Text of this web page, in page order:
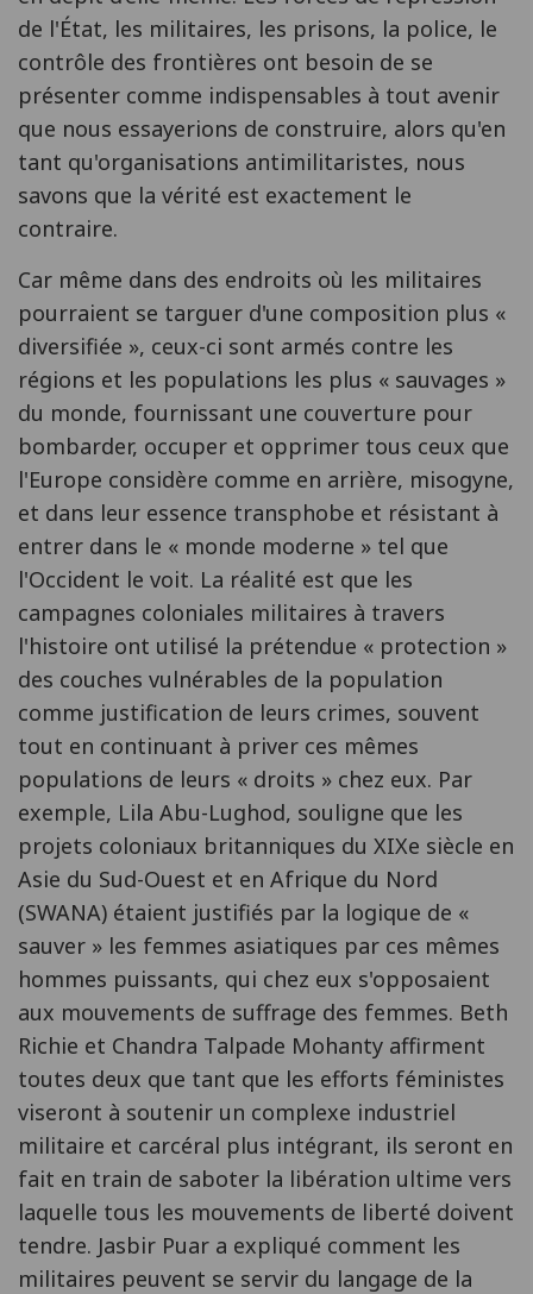
de l'État, les militaires, les prisons, la police, le
contrôle des frontières ont besoin de se
présenter comme indispensables à tout avenir
que nous essayerions de construire, alors qu'en
tant qu'organisations antimilitaristes, nous
savons que la vérité est exactement le
contraire.
Car même dans des endroits où les militaires
pourraient se targuer d'une composition plus «
diversifiée », ceux-ci sont armés contre les
régions et les populations les plus « sauvages »
du monde, fournissant une couverture pour
bombarder, occuper et opprimer tous ceux que
l'Europe considère comme en arrière, misogyne,
et dans leur essence transphobe et résistant à
entrer dans le « monde moderne » tel que
l'Occident le voit. La réalité est que les
campagnes coloniales militaires à travers
l'histoire ont utilisé la prétendue « protection »
des couches vulnérables de la population
comme justification de leurs crimes, souvent
tout en continuant à priver ces mêmes
populations de leurs « droits » chez eux. Par
exemple, Lila Abu-Lughod, souligne que les
projets coloniaux britanniques du XIXe siècle en
Asie du Sud-Ouest et en Afrique du Nord
(SWANA) étaient justifiés par la logique de «
sauver » les femmes asiatiques par ces mêmes
hommes puissants, qui chez eux s'opposaient
aux mouvements de suffrage des femmes. Beth
Richie et Chandra Talpade Mohanty affirment
toutes deux que tant que les efforts féministes
viseront à soutenir un complexe industriel
militaire et carcéral plus intégrant, ils seront en
fait en train de saboter la libération ultime vers
laquelle tous les mouvements de liberté doivent
tendre. Jasbir Puar a expliqué comment les
militaires peuvent se servir du langage de la